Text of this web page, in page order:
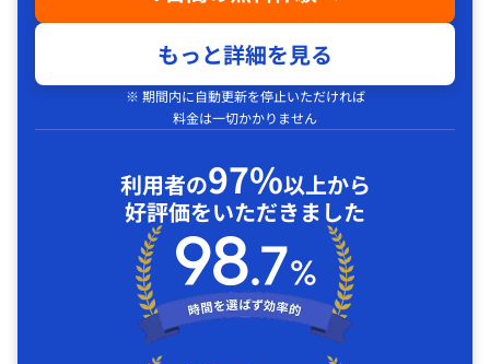
もっと詳細を見る
※ 期間内に自動更新を停止いただければ
料金は一切かかりません
利用者の97%以上から
好評価をいただきました